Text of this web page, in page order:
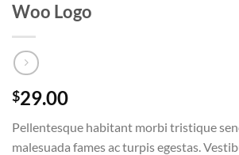
Woo Logo
$29.00
Pellentesque habitant morbi tristique
malesuada fames ac turpis egestas.